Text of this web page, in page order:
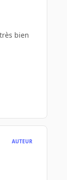
bien
AUTEUR